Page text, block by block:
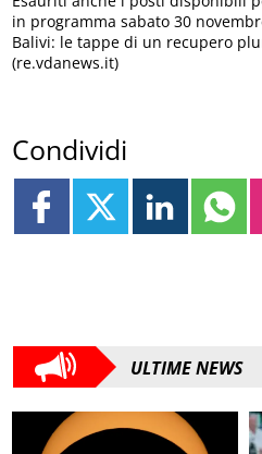
in programma sabato 30
Balivi: le tappe di un recupero
(re.vdanews.it)
Condividi
ULTIME NEWS